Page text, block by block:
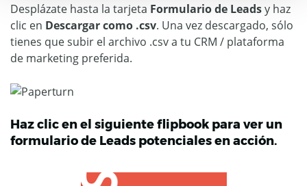
Desplázate hasta la tarjeta Formulario de Leadsy haz
clic en Descargar como .csv. Una vez descargado, sólo
tienes que subir el archivo .csv a tu CRM / plataforma
de marketing preferida.
Haz clic en el siguiente flipbook para ver un
formulario de Leads potenciales en acción.